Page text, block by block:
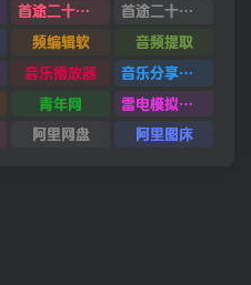
首途二十二套
首途二十一套
频编辑软
音频提取
音乐播放器
音乐分享平台源码
青年网
雷电模拟器9.0
阿里网盘 阿里图床